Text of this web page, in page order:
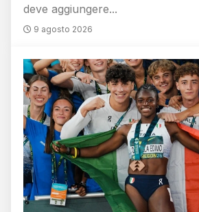
deve aggiungere...
9 agosto 2026